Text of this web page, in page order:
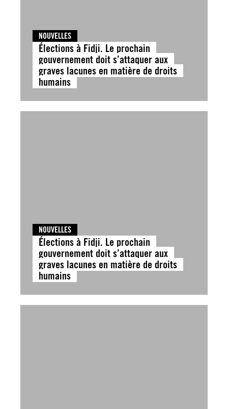
NOUVELLES
Élections à Fidji. Le prochain
gouvernement doit s’attaquer aux
graves lacunes en matière de droits
humains
NOUVELLES
Élections à Fidji. Le prochain
gouvernement doit s’attaquer aux
graves lacunes en matière de droits
humains